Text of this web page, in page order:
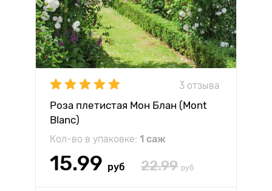
3 отзыва
Роза плетистая Мон Блан (Mont
Blanc)
Кол-во в упаковке: 1 саж
15.99 руб 22.99 руб